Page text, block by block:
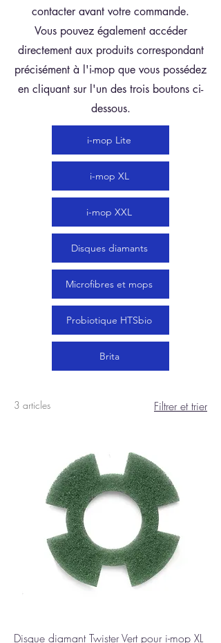
contacter avant votre commande.
Vous pouvez également accéder
directement aux produits correspondant
précisément à l'i-mop que vous possédez
en cliquant sur l'un des trois boutons ci-
dessous.
i-mop Lite
i-mop XL
i-mop XXL
Disques diamants
Microfibres et mops
Probiotique HTSbio
Brita
3 articles Filtrer et trier
Disque diamant Twister Vert pour i-mop XL